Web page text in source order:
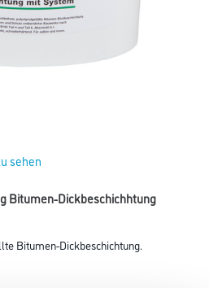
sehen
Bitumen-Dickbeschichhtung
Bitumen-Dickbeschichtung.